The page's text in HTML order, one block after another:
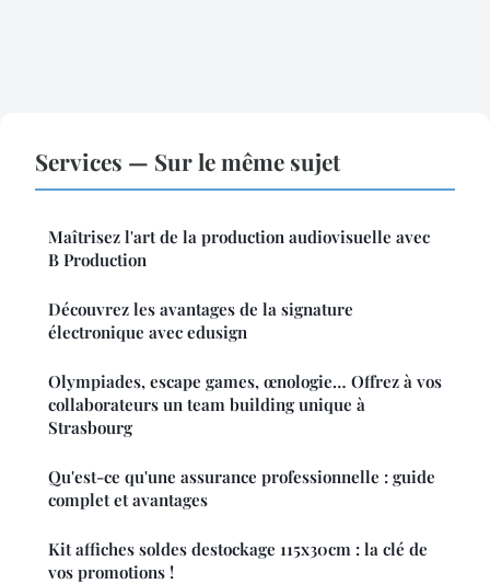
Services — Sur le même sujet
Maîtrisez l'art de la production audiovisuelle avec
B Production
Découvrez les avantages de la signature
électronique avec edusign
Olympiades, escape games, œnologie… Offrez à vos
collaborateurs un team building unique à
Strasbourg
Qu'est-ce qu'une assurance professionnelle : guide
complet et avantages
Kit affiches soldes destockage 115x30cm : la clé de
vos promotions !